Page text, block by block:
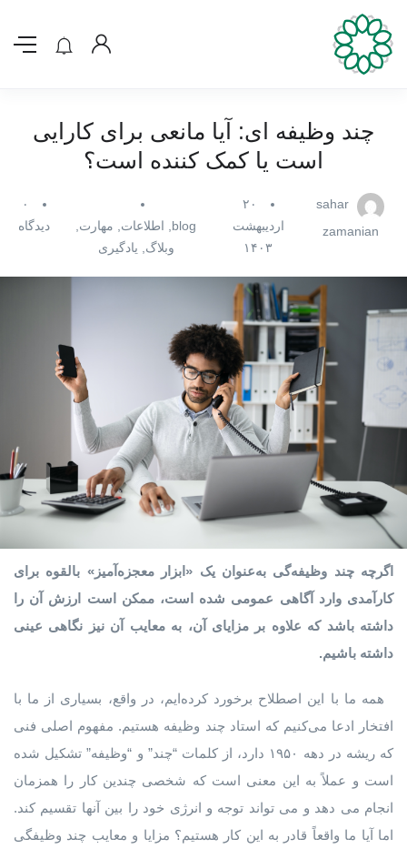
چند وظیفه ای: آیا مانعی برای کارایی
است یا کمک کننده است؟
sahar
zamanian
۲۰
اردیبهشت
۱۴۰۳
blog اطلاعات مهارت
وبلاگ
یادگیری
۰
دیدگاه
اگرچه چند وظیفه‌گی به‌عنوان یک «ابزار معجزه‌آمیز» بالقوه برای
کارآمدی وارد آگاهی عمومی شده است، ممکن است ارزش آن را
داشته باشد که علاوه بر مزایای آن، به معایب آن نیز نگاهی عینی
داشته باشیم.
همه ما با این اصطلاح برخورد کرده‌ایم، در واقع، بسیاری از ما با
افتخار ادعا می‌کنیم که استاد چند وظیفه هستیم. مفهوم اصلی فنی
که ریشه در دهه ۱۹۵۰ دارد، از کلمات “چند” و “وظیفه” تشکیل شده
است و عملاً به این معنی است که شخصی چندین کار را همزمان
انجام می دهد و می تواند توجه و انرژی خود را بین آنها تقسیم کند.
اما آیا ما واقعاً قادر به این کار هستیم؟ مزایا و معایب چند وظیفگی